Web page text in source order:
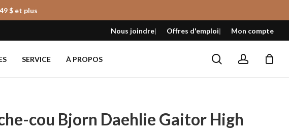
$ et plus
Nous joindre Offres d'emploi Mon compte
SERVICE À PROPOS searchaccount
Fermer
le
panier
cou Bjorn Daehlie Gaitor High